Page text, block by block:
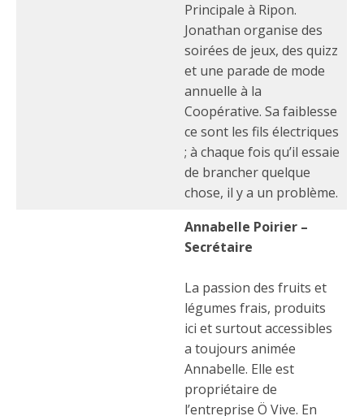
Principale à Ripon.
Jonathan organise des
soirées de jeux, des quizz
et une parade de mode
annuelle à la
Coopérative. Sa faiblesse
ce sont les fils électriques
; à chaque fois qu’il essaie
de brancher quelque
chose, il y a un problème.
Annabelle Poirier –
Secrétaire
La passion des fruits et
légumes frais, produits
ici et surtout accessibles
a toujours animée
Annabelle. Elle est
propriétaire de
l’entreprise Ö Vive. En